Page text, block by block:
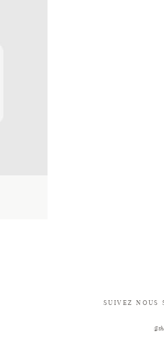
SUIVEZ NOUS